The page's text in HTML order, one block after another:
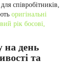
співробітників,
оригінальні
рік босові,
на день
та